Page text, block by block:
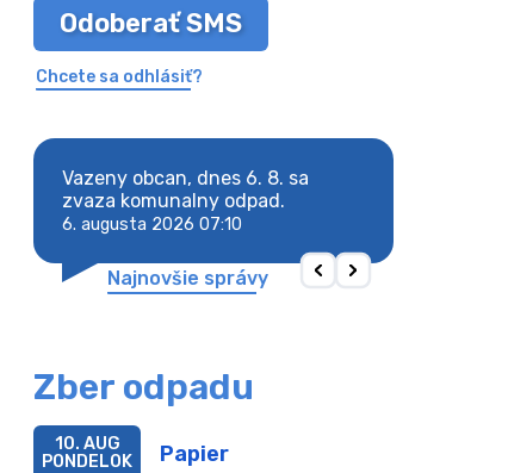
Odoberať SMS
Chcete sa odhlásiť?
Vazeny obcan, dnes 6. 8. sa
zvaza komunalny odpad.
6. augusta 2026 07:10
Najnovšie správy
Zber odpadu
Papier
10. AUG
PONDELOK